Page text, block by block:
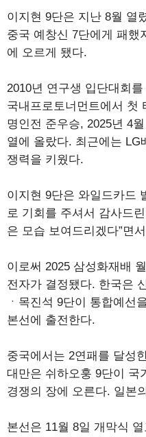
이지현 9단은 지난 8월 열
중국 예창신 7단에게 패했
에 오르게 됐다.
2010년 연구생 입단대회
국내프로토너먼트에서 첫
명인전 준우승, 2025년 4
열에 올랐다. 최근에는
쟁력을 키웠다.
이지현 9단은 와일드카드
로 기회를 주셔서 감사드
은 모습 보여드리겠다”면
이로써 2025 삼성화재배
전자가 결정됐다. 한국은
ㆍ목진석 9단이 통합예선
본선에 출전한다.
중국에서는 2연패를 달성
대만은 쉬하오훙 9단이 국
경쟁의 장에 오른다. 일본
본선은 11월 8일 개막식